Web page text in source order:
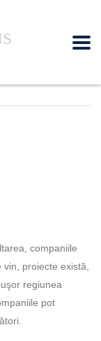
com­pa­niile
proiecte există,
regiunea
pot